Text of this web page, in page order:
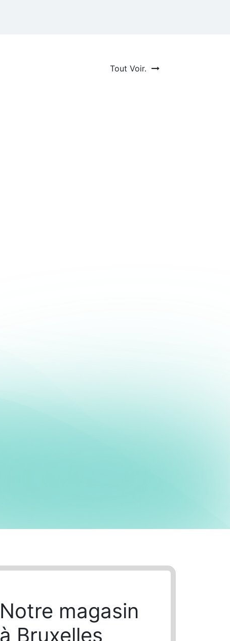
Tout Voir.
Notre magasin
à Bruxelles